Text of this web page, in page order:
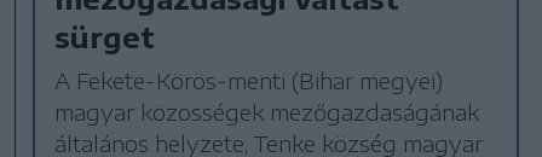
sürget
A Fekete-Körös-menti (Bihar megyei)
magyar közösségek mezőgazdaságának
általános helyzete, Tenke község magyar